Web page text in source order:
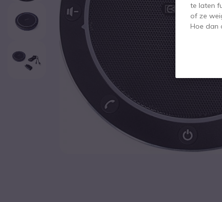
te laten
of ze
Hoe dan